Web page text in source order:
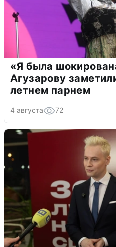
«Я была
Агузарову
летнем парнем
4 августа 72